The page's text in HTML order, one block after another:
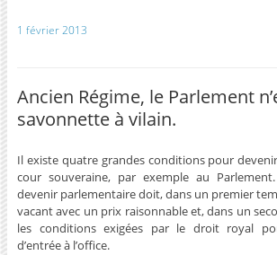
1 février 2013
Ancien Régime, le Parlement
savonnette à vilain.
Il existe quatre grandes conditions pour
cour souveraine, par exemple au
devenir parlementaire doit, dans un premier
vacant avec un prix raisonnable et, dans un
les conditions exigées par le droit royal
d’entrée à l’office.